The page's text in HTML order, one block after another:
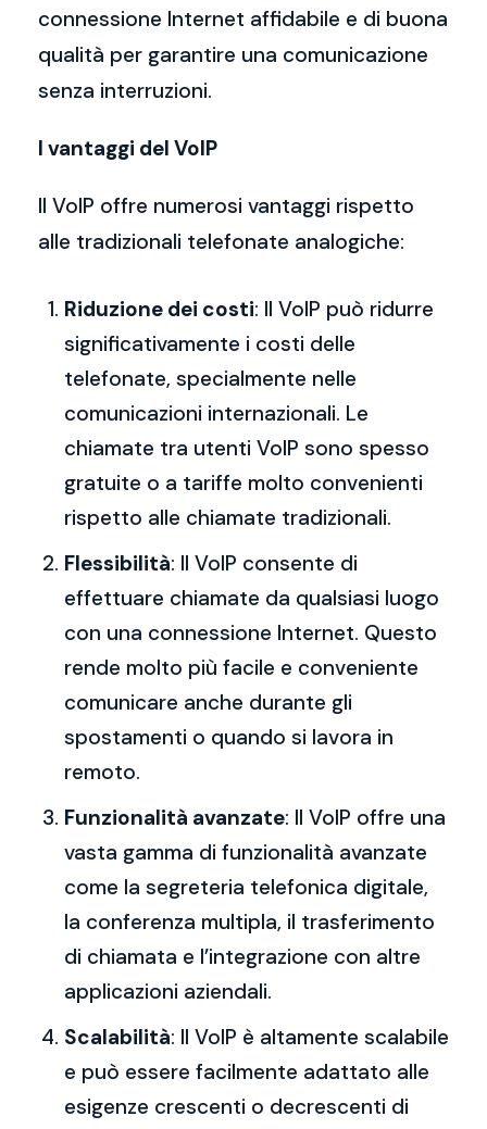
connessione Internet affidabile e di buona
qualità per garantire una comunicazione
senza interruzioni.
I vantaggi del VoIP
Il VoIP offre numerosi vantaggi rispetto
alle tradizionali telefonate analogiche:
Riduzione dei costi: Il VoIP può ridurre
significativamente i costi delle
telefonate, specialmente nelle
comunicazioni internazionali. Le
chiamate tra utenti VoIP sono spesso
gratuite o a tariffe molto convenienti
rispetto alle chiamate tradizionali.
Flessibilità: Il VoIP consente di
effettuare chiamate da qualsiasi luogo
con una connessione Internet. Questo
rende molto più facile e conveniente
comunicare anche durante gli
spostamenti o quando si lavora in
remoto.
Funzionalità avanzate: Il VoIP offre una
vasta gamma di funzionalità avanzate
come la segreteria telefonica digitale,
la conferenza multipla, il trasferimento
di chiamata e l’integrazione con altre
applicazioni aziendali.
Scalabilità: Il VoIP è altamente scalabile
e può essere facilmente adattato alle
esigenze crescenti o decrescenti di